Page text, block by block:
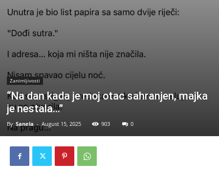
Zanimljivosti
“Na dan kada je moj otac sahranjen, majka
je nestala…”
By Sanela - August 15, 2025 903 0